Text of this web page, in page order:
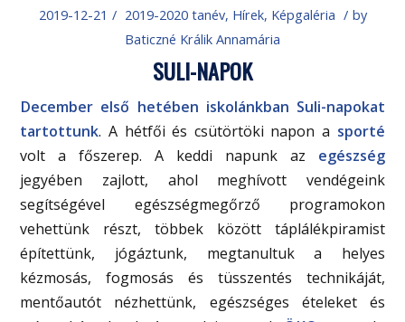
2019-12-21 / 2019-2020 tanév, Hírek, Képgaléria / by
Baticzné Králik Annamária
SULI-NAPOK
December első hetében iskolánkban Suli-napokat
tartottunk. A hétfői és csütörtöki napon a sporté
volt a főszerep. A keddi napunk az egészség
jegyében zajlott, ahol meghívott vendégeink
segítségével egészségmegőrző programokon
vehettünk részt, többek között táplálékpiramist
építettünk, jógáztunk, megtanultuk a helyes
kézmosás, fogmosás és tüsszentés technikáját,
mentőautót nézhettünk, egészséges ételeket és